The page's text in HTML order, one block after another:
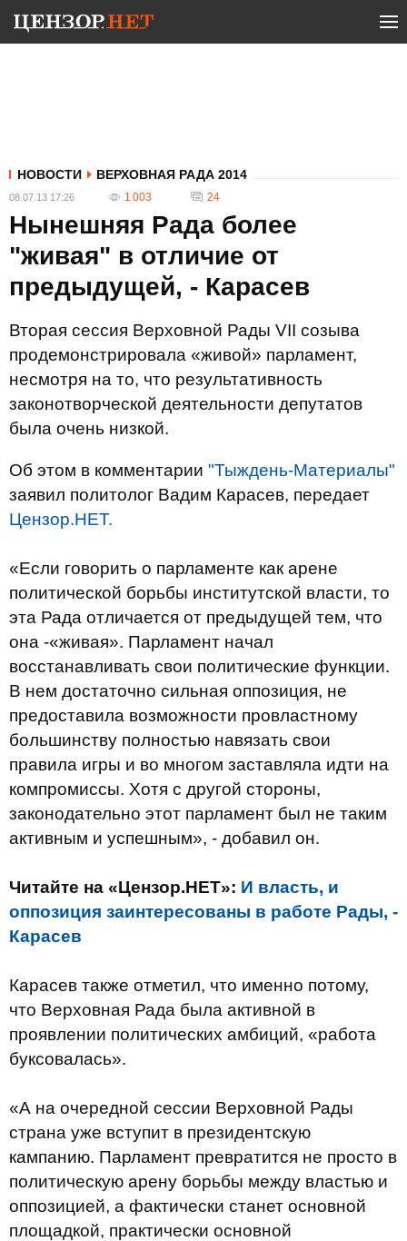
НОВОСТИ ВЕРХОВНАЯ РАДА 2014
08.07.13 17:26 1 003 24
Нынешняя Рада более
"живая" в отличие от
предыдущей, - Карасев
Вторая сессия Верховной Рады VII созыва
продемонстрировала «живой» парламент,
несмотря на то, что результативность
законотворческой деятельности депутатов
была очень низкой.
Об этом в комментарии "Тыждень-Материалы"
заявил политолог Вадим Карасев, передает
Цензор.НЕТ.
«Если говорить о парламенте как арене
политической борьбы институтской власти, то
эта Рада отличается от предыдущей тем, что
она -«живая». Парламент начал
восстанавливать свои политические функции.
В нем достаточно сильная оппозиция, не
предоставила возможности провластному
большинству полностью навязать свои
правила игры и во многом заставляла идти на
компромиссы. Хотя с другой стороны,
законодательно этот парламент был не таким
активным и успешным», - добавил он.
Читайте на «Цензор.НЕТ»: И власть, и
оппозиция заинтересованы в работе Рады, -
Карасев
Карасев также отметил, что именно потому,
что Верховная Рада была активной в
проявлении политических амбиций, «работа
буксовалась».
«А на очередной сессии Верховной Рады
страна уже вступит в президентскую
кампанию. Парламент превратится не просто в
политическую арену борьбы между властью и
оппозицией, а фактически станет основной
площадкой, практически основной